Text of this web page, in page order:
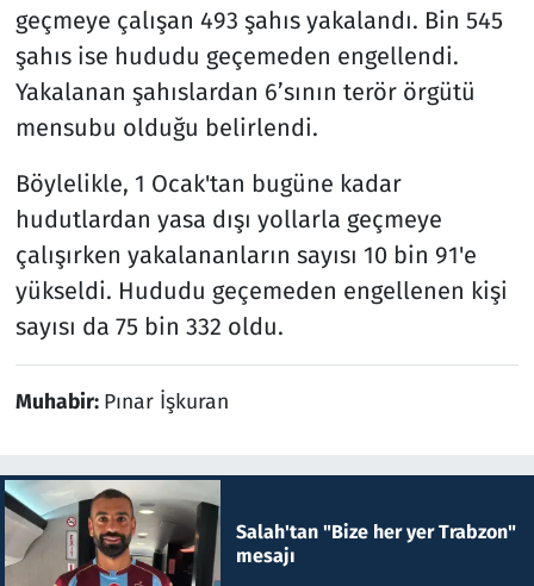
geçmeye çalışan 493 şahıs yakalandı. Bin 545
şahıs ise hududu geçemeden engellendi.
Yakalanan şahıslardan 6’sının terör örgütü
mensubu olduğu belirlendi.
Böylelikle, 1 Ocak'tan bugüne kadar
hudutlardan yasa dışı yollarla geçmeye
çalışırken yakalananların sayısı 10 bin 91'e
yükseldi. Hududu geçemeden engellenen kişi
sayısı da 75 bin 332 oldu.
Muhabir: Pınar İşkuran
Salah'tan "Bize her yer Trabzon"
mesajı